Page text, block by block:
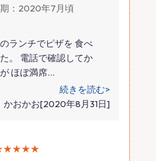
：2020年7月頃
ランチでピザを 食べ
。 電話で確認してか
ほぼ満席…
続きを読む>
かおかお[2020年8月31日]